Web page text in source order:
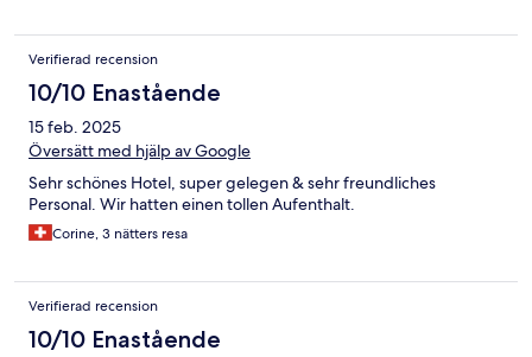
Verifierad recension
10/10 Enastående
15 feb. 2025
Översätt med hjälp av Google
Sehr schönes Hotel, super gelegen & sehr freundliches
Personal. Wir hatten einen tollen Aufenthalt.
Corine, 3 nätters resa
Verifierad recension
10/10 Enastående